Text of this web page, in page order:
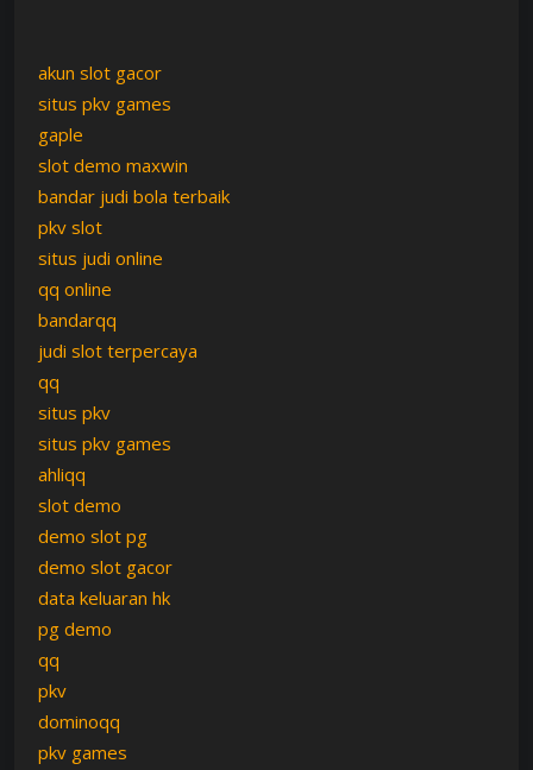
akun slot gacor
situs pkv games
gaple
slot demo maxwin
bandar judi bola terbaik
pkv slot
situs judi online
qq online
bandarqq
judi slot terpercaya
qq
situs pkv
situs pkv games
ahliqq
slot demo
demo slot pg
demo slot gacor
data keluaran hk
pg demo
qq
pkv
dominoqq
pkv games